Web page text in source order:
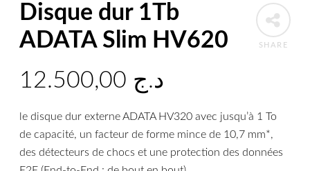
SHARE
Disque dur 1Tb
ADATA Slim HV620
د.ج
le disque dur externe ADATA HV320 avec jusqu’à 1 To
de capacité, un facteur de forme mince de 10,7 mm*,
des détecteurs de chocs et une protection des données